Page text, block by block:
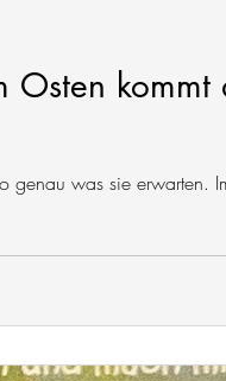
kommt
was sie erwarten.